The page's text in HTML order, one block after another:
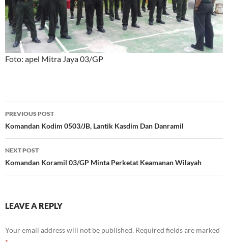
Foto: apel Mitra Jaya 03/GP
Post
navigation
PREVIOUS POST
Komandan Kodim 0503/JB, Lantik Kasdim Dan Danramil
NEXT POST
Komandan Koramil 03/GP Minta Perketat Keamanan Wilayah
LEAVE A REPLY
Your email address will not be published. Required fields are marked
*